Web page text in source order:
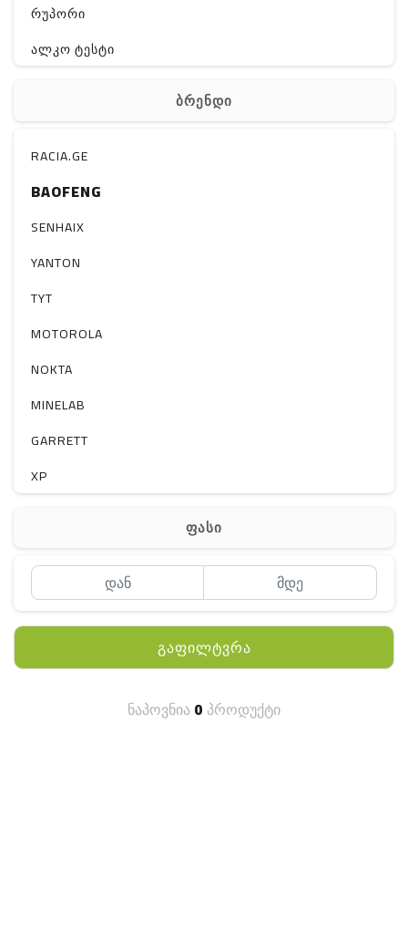
რუპორი
ალკო ტესტი
ელ. მოწყობილობები
მაგნიტი
სხვა
ბრენდი
RACIA.GE
BAOFENG
SENHAIX
YANTON
TYT
MOTOROLA
NOKTA
MINELAB
GARRETT
XP
QYT
ფასი
გაფილტვრა
ნაპოვნია0 პროდუქტი